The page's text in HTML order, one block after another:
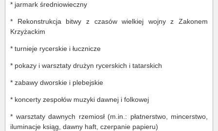
* jarmark średniowieczny
* Rekonstrukcja bitwy z czasów wielkiej wojny z Zakonem
Krzyżackim
* turnieje rycerskie i łucznicze
* pokazy i warsztaty drużyn rycerskich i tatarskich
* zabawy dworskie i plebejskie
* koncerty zespołów muzyki dawnej i folkowej
* warsztaty dawnych rzemiosł (m.in.: płatnerstwo, mincerstwo,
iluminacje ksiąg, dawny haft, czerpanie papieru)